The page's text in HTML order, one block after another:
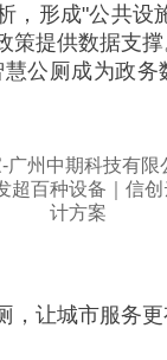
，形成"公共设
策提供数据支
公厕成为政
，让城市服务